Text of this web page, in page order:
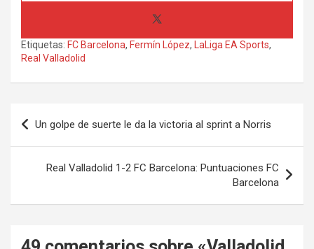
Etiquetas: FC Barcelona, Fermín López, LaLiga EA Sports,
Real Valladolid
Navegación
de
entradas
Un golpe de suerte le da la victoria al sprint a Norris
Real Valladolid 1-2 FC Barcelona: Puntuaciones FC
Barcelona